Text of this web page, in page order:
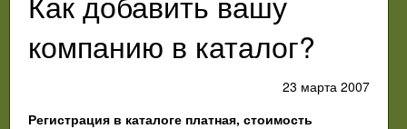
компанию в каталог?
23 марта 2007
Регистрация в каталоге платная, стоимость